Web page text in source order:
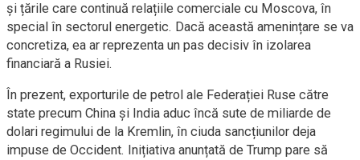
și țările care continuă relațiile comerciale cu Moscova, în
special în sectorul energetic. Dacă această amenințare se va
concretiza, ea ar reprezenta un pas decisiv în izolarea
financiară a Rusiei.
În prezent, exporturile de petrol ale Federației Ruse către
state precum China și India aduc încă sute de miliarde de
dolari regimului de la Kremlin, în ciuda sancțiunilor deja
impuse de Occident. Inițiativa anunțată de Trump pare să